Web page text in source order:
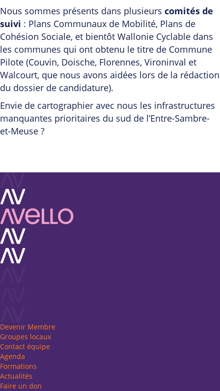
Nous sommes présents dans plusieurs comités de
suivi : Plans Communaux de Mobilité, Plans de
Cohésion Sociale, et bientôt Wallonie Cyclable dans
les communes qui ont obtenu le titre de Commune
Pilote (Couvin, Doische, Florennes, Vironinval et
Walcourt, que nous avons aidées lors de la rédaction
du dossier de candidature).
Envie de cartographier avec nous les infrastructures
manquantes prioritaires du sud de l’Entre-Sambre-
et-Meuse ?
Devenir Membre
Groupes locaux
Contact équipe
Agenda
Formations
Actualités
Faire un don